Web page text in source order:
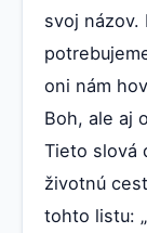
svoj názov.
oni nám
Boh, ale aj
Tieto slová
životnú
tohto listu: